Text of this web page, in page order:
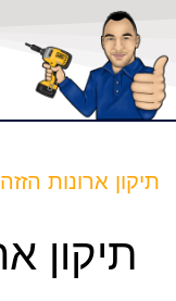
תיקון ארונות הזזה
תיקון